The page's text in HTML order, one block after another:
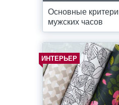
Основные
мужских часов
ИНТЕРЬЕР